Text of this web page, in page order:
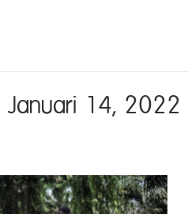
Januari 14, 2022